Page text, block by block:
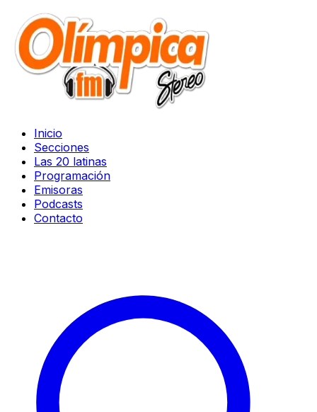
Inicio
Secciones
Las 20 latinas
Programación
Emisoras
Podcasts
Contacto